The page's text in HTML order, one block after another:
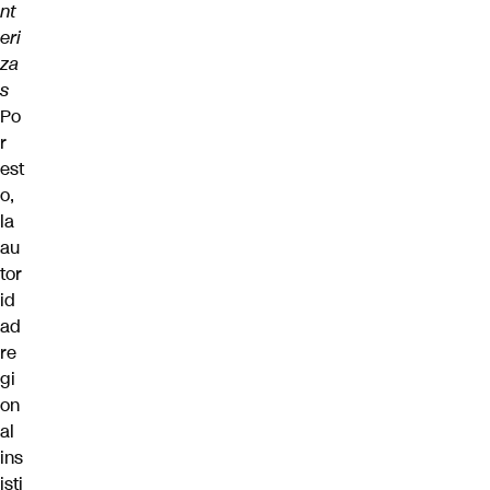
nt
eri
za
s
Po
r
est
o,
la
au
tor
id
ad
re
gi
on
al
ins
isti